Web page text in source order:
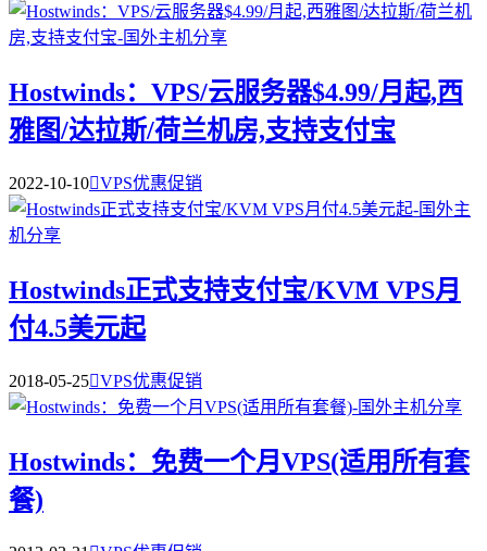
Hostwinds：VPS/云服务器$4.99/月起,西
雅图/达拉斯/荷兰机房,支持支付宝
2022-10-10VPS优惠促销
Hostwinds正式支持支付宝/KVM VPS月
付4.5美元起
2018-05-25VPS优惠促销
Hostwinds：免费一个月VPS(适用所有套
餐)